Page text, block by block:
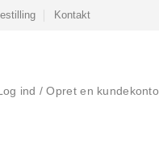
Kontakt
ind / Opret en kundekonto